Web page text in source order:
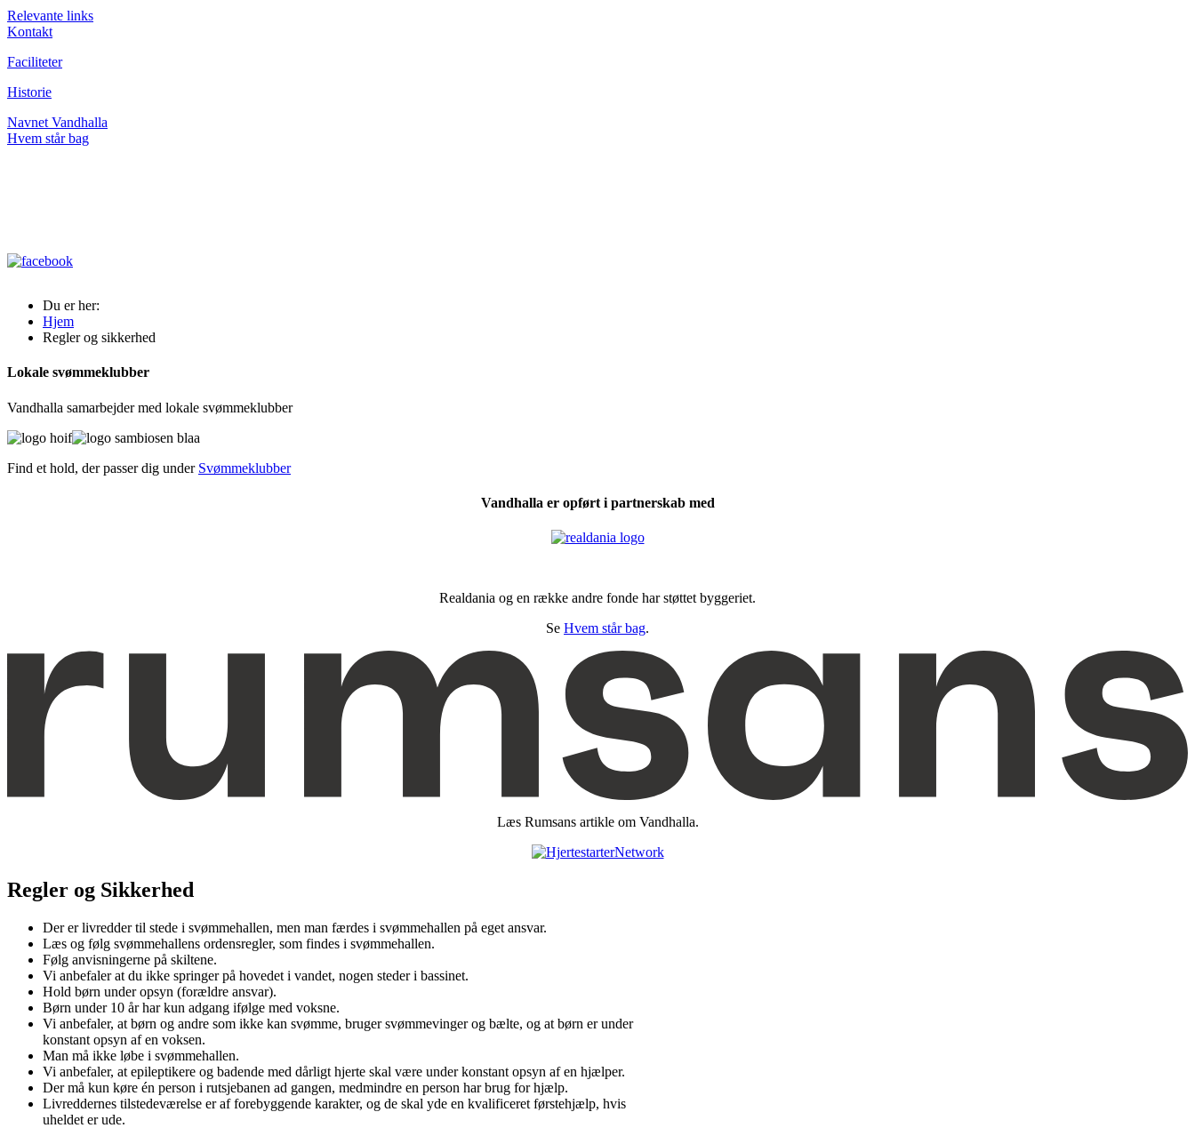
Relevante links
Kontakt
Faciliteter
Historie
Navnet Vandhalla
Hvem står bag
Du er her:
Hjem
Regler og sikkerhed
Lokale svømmeklubber
Vandhalla samarbejder med lokale svømmeklubber
Find et hold, der passer dig under Svømmeklubber
Vandhalla er opført i partnerskab med
Realdania og en række andre fonde har støttet byggeriet.
Se Hvem står bag.
Læs Rumsans artikle om Vandhalla.
Regler og Sikkerhed
Der er livredder til stede i svømmehallen, men man færdes i svømmehallen på eget ansvar.
Læs og følg svømmehallens ordensregler, som findes i svømmehallen.
Følg anvisningerne på skiltene.
Vi anbefaler at du ikke springer på hovedet i vandet, nogen steder i bassinet.
Hold børn under opsyn (forældre ansvar).
Børn under 10 år har kun adgang ifølge med voksne.
Vi anbefaler, at børn og andre som ikke kan svømme, bruger svømmevinger og bælte, og at børn er under
konstant opsyn af en voksen.
Man må ikke løbe i svømmehallen.
Vi anbefaler, at epileptikere og badende med dårligt hjerte skal være under konstant opsyn af en hjælper.
Der må kun køre én person i rutsjebanen ad gangen, medmindre en person har brug for hjælp.
Livreddernes tilstedeværelse er af forebyggende karakter, og de skal yde en kvalificeret førstehjælp, hvis
uheldet er ude.